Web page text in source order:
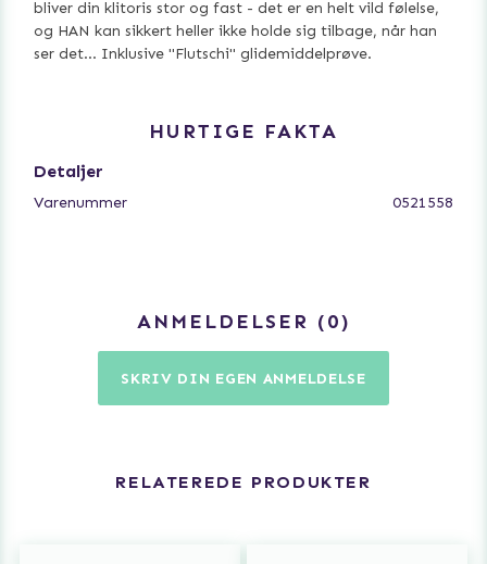
bliver din klitoris stor og fast - det er en helt vild følelse,
og HAN kan sikkert heller ikke holde sig tilbage, når han
ser det... Inklusive "Flutschi" glidemiddelprøve.
HURTIGE FAKTA
Detaljer
Varenummer 0521558
ANMELDELSER 0
SKRIV DIN EGEN ANMELDELSE
RELATEREDE PRODUKTER